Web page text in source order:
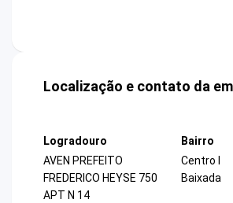
Localização e contato da
Logradouro
AVEN PREFEITO
FREDERICO HEYSE 750
APT N 14
Bairro
Centro I
Baixada